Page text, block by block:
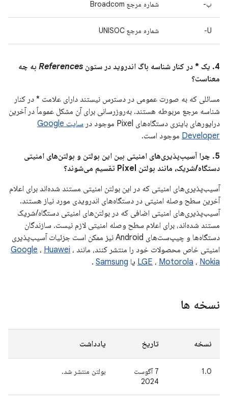
ب- شماره مرجع Broadcom
U- شماره مرجع UNISOC
4. یک * در کنار شناسه باگ اندروید در ستون References به چه
معناست؟
مسائلی که به صورت عمومی در دسترس نیستند دارای علامت * در کنار
شناسه مرجع مربوطه هستند. به‌روزرسانی برای آن مشکل عموماً در آخرین
درایورهای باینری دستگاه‌های Pixel موجود در
سایت Google
Developer موجود است.
5. چرا آسیب‌پذیری‌های امنیتی بین این بولتن و بولتن‌های امنیتی
دستگاه/شریک، مانند بولتن Pixel تقسیم می‌شوند؟
آسیب‌پذیری‌های امنیتی که در این بولتن امنیتی مستند شده‌اند برای اعلام
آخرین سطح وصله امنیتی در دستگاه‌های اندرویدی مورد نیاز هستند.
آسیب‌پذیری‌های امنیتی اضافی که در بولتن‌های امنیتی دستگاه/شریک
مستند شده‌اند، برای اعلام سطح وصله امنیتی لازم نیست. سازندگان
دستگاه‌ها و چیپ‌ست‌های Android نیز ممکن است جزئیات آسیب‌پذیری
امنیتی خاص محصولات خود را منتشر کنند، مانند
Google ، Huawei ،
LGE ، Motorola ، Nokia یا Samsung
.
نسخه ها
نسخه تاریخ یادداشت
1.0
7 آگوست
2024
بولتن منتشر شد.